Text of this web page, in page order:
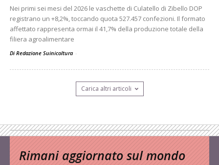
Nei primi sei mesi del 2026 le vaschette di Culatello di Zibello DOP
registrano un +8,2%, toccando quota 527.457 confezioni. Il formato
affettato rappresenta ormai il 41,7% della produzione totale della
filiera agroalimentare
Di Redazione Suinicoltura -
Carica altri articoli
Rimani aggiornato sul mondo